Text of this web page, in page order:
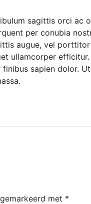
sagittis orci ac
per conubia
augue, vel
ullamcorper
sapien dolor.
met *